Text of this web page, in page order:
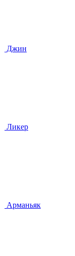
Джин
Ликер
Арманьяк